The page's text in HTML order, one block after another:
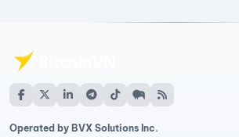
Operated by BVX Solutions Inc.